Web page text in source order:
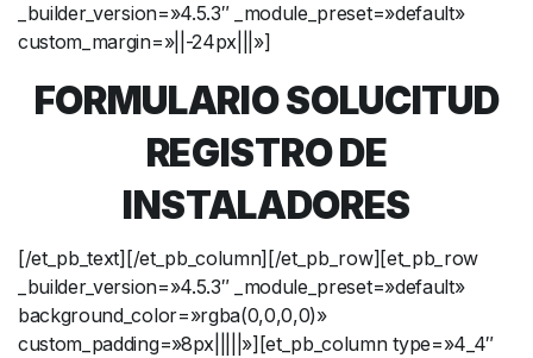
_builder_version=»4.5.3″ _module_preset=»default»
custom_margin=»||-24px|||»]
FORMULARIO SOLUCITUD
REGISTRO DE
INSTALADORES
[/et_pb_text][/et_pb_column][/et_pb_row][et_pb_row
_builder_version=»4.5.3″ _module_preset=»default»
background_color=»rgba(0,0,0,0)»
custom_padding=»8px|||||»][et_pb_column type=»4_4″